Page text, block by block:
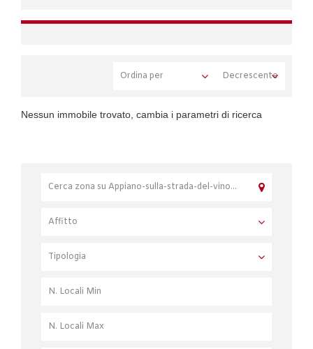
Nessun immobile trovato, cambia i parametri di ricerca